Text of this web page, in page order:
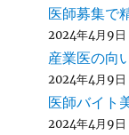
医師募集で
2024年4月9日
産業医の向
2024年4月9日
医師バイト
2024年4月9日